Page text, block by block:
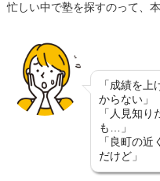
忙しい中で塾を探すのって、
「成績を
からない」
「人見知
も…」
「良町の
だけど」